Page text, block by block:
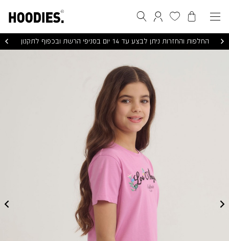
הסל שליהמועדפים שליהתחברות / הרשמה
חיפוש
החלפות והחזרות ניתן לבצע עד 14 יום בסניפי הרשת ובכפוף לתקנון
KIDS
CREW
NECK
T-
SHIRT